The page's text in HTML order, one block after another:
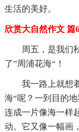
生活的美好。
欣赏大自然作文 篇6
周五，是我们
了”周浦花海“！
我一路上就想
海“呢？一到目的
连成一片像海一样
动。它又像一幅画